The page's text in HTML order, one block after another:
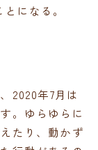
になる。
2020年7月は
。ゆらゆらに
たり、動かず